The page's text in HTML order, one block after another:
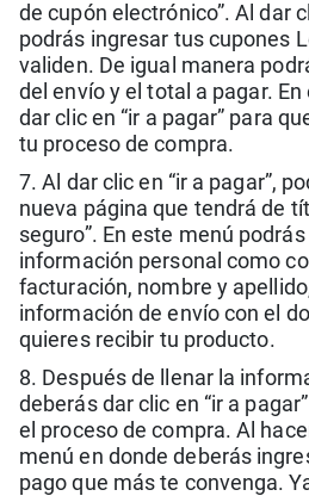
de cupón electrónico”. Al dar
podrás ingresar tus cupones
validen. De igual manera
del envío y el total a pagar.
dar clic en “ir a pagar” para
tu proceso de compra.
7. Al dar clic en “ir a pagar”,
nueva página que tendrá de
seguro”. En este menú
información personal como
facturación, nombre y
información de envío con el
quieres recibir tu producto.
8. Después de llenar la
deberás dar clic en “ir a
el proceso de compra. Al
menú en donde deberás
pago que más te convenga.